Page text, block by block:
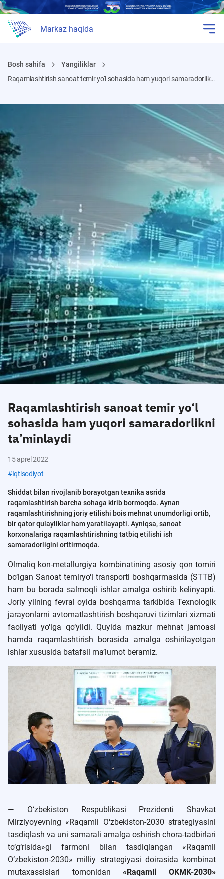
Markaz haqida
Bosh sahifa
Yangiliklar
Raqamlashtirish sanoat temir yo‘l sohasida ham yuqori samaradorlikni ta’minlaydi
Raqamlashtirish sanoat temir yo‘l
sohasida ham yuqori samaradorlikni
ta’minlaydi
15 aprel 2022
#Iqtisodiyot
Shiddat bilan rivojlanib borayotgan texnika asrida
raqamlashtirish barcha sohaga kirib bormoqda. Aynan
raqamlashtirishning joriy etilishi bois mehnat unumdorligi ortib,
bir qator qulayliklar ham yaratilayapti. Ayniqsa, sanoat
korxonalariga raqamlashtirishning tatbiq etilishi ish
samaradorligini orttirmoqda.
Olmaliq kon-metallurgiya kombinatining asosiy qon tomiri
bo‘lgan Sanoat temiryo‘l transporti boshqarmasida (STTB)
ham bu borada salmoqli ishlar amalga oshirib kelinyapti.
Joriy yilning fevral oyida boshqarma tarkibida Texnologik
jarayonlarni avtomatlashtirish boshqaruvi tizimlari xizmati
faoliyati yo‘lga qo‘yildi. Quyida mazkur mehnat jamoasi
hamda raqamlashtirish borasida amalga oshirilayotgan
ishlar xususida batafsil ma’lumot beramiz.
— O‘zbekiston Respublikasi Prezidenti Shavkat
Mirziyoyevning «Raqamli O‘zbekiston-2030 strategiyasini
tasdiqlash va uni samarali amalga oshirish chora-tadbirlari
to‘g‘risida»gi farmoni bilan tasdiqlangan «Raqamli
O‘zbekiston-2030» milliy strategiyasi doirasida kombinat
mutaxassislari tomonidan«Raqamli OKMK-2030»